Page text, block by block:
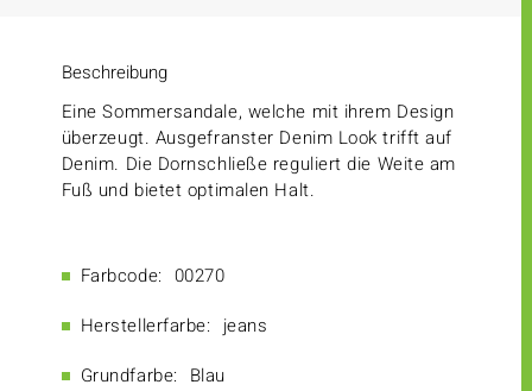
Beschreibung
Eine Sommersandale, welche mit ihrem Design
überzeugt. Ausgefranster Denim Look trifft auf
Denim. Die Dornschließe reguliert die Weite am
Fuß und bietet optimalen Halt.
Farbcode: 00270
Herstellerfarbe: jeans
Grundfarbe: Blau